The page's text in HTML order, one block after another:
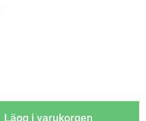
Lägg i varukorgen